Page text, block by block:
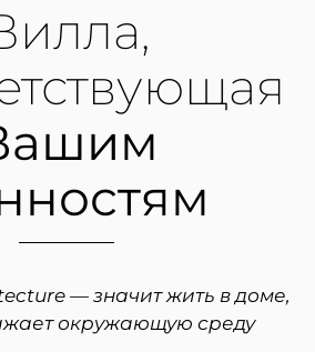
— значит жить в доме,
окружающую среду